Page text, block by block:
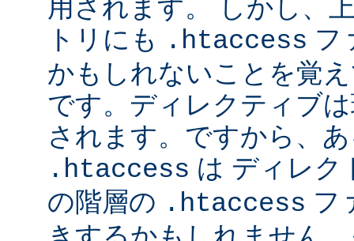
用されます。 しかし、
トリにも
.htaccess フ
かもしれないことを覚
です。ディレクティブ
されます。ですから、
.htaccess は ディレク
の階層の .htaccess フ